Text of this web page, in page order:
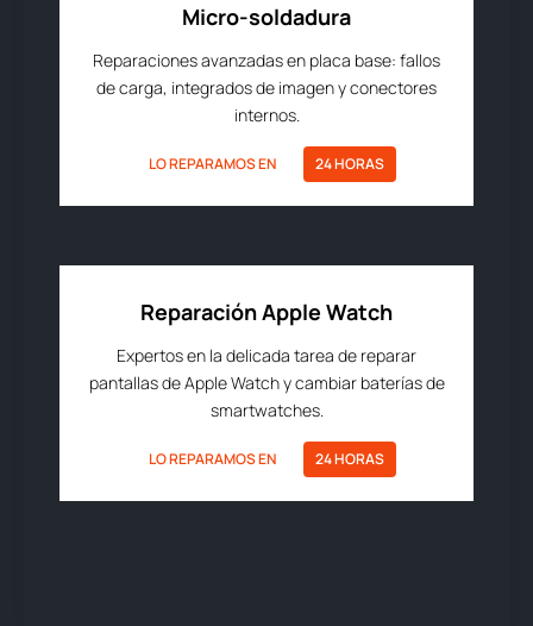
Micro-soldadura
Reparaciones avanzadas en placa base: fallos
de carga, integrados de imagen y conectores
internos.
LO REPARAMOS EN 24 HORAS
Reparación Apple Watch
Expertos en la delicada tarea de reparar
pantallas de Apple Watch y cambiar baterías de
smartwatches.
LO REPARAMOS EN 24 HORAS